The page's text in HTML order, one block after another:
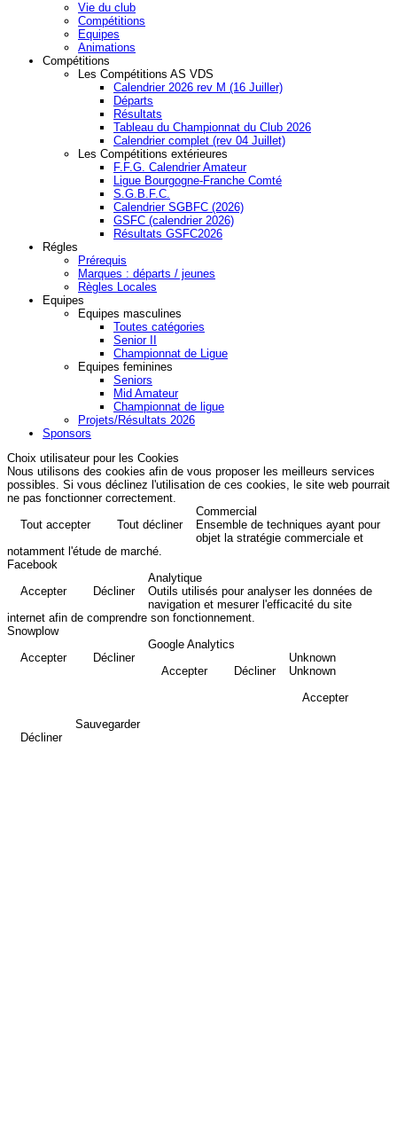
Vie du club
Compétitions
Equipes
Animations
Compétitions
Les Compétitions AS VDS
Calendrier 2026 rev M (16 Juiller)
Départs
Résultats
Tableau du Championnat du Club 2026
Calendrier complet (rev 04 Juillet)
Les Compétitions extérieures
F.F.G. Calendrier Amateur
Ligue Bourgogne-Franche Comté
S.G.B.F.C.
Calendrier SGBFC (2026)
GSFC (calendrier 2026)
Résultats GSFC2026
Régles
Prérequis
Marques : départs / jeunes
Règles Locales
Equipes
Equipes masculines
Toutes catégories
Senior II
Championnat de Ligue
Equipes feminines
Seniors
Mid Amateur
Championnat de ligue
Projets/Résultats 2026
Sponsors
Choix utilisateur pour les Cookies
Nous utilisons des cookies afin de vous proposer les meilleurs services
possibles. Si vous déclinez l'utilisation de ces cookies, le site web pourrait
ne pas fonctionner correctement.
Tout accepter
Tout décliner
Commercial
Ensemble de techniques ayant pour
objet la stratégie commerciale et
notamment l'étude de marché.
Facebook
Accepter
Décliner
Analytique
Outils utilisés pour analyser les données de
navigation et mesurer l'efficacité du site
internet afin de comprendre son fonctionnement.
Snowplow
Accepter
Décliner
Google Analytics
Accepter
Décliner
Unknown
Unknown
Accepter
Décliner
Sauvegarder